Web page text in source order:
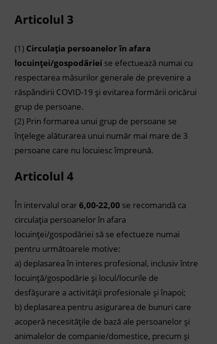
Articolul 3
(1) Circulația persoanelor în afara
locuinței/gospodăriei se efectuează numai cu
respectarea măsurilor generale de prevenire a
răspândirii COVID-19 și evitarea formării oricărui
grup de persoane.
(2) Prin formarea unui grup de persoane se
înțelege alăturarea unui număr mai mare de 3
persoane care nu locuiesc împreună.
Articolul 4
În intervalul orar6,00-22,00 se recomandă ca
circulația persoanelor în afara
locuinței/gospodăriei să se efectueze numai
pentru următoarele motive:
a) deplasarea în interes profesional, inclusiv între
locuință/gospodărie și locul/locurile de
desfășurare a activității profesionale și înapoi;
b) deplasarea pentru asigurarea de bunuri care
acoperă necesitățile de bază ale persoanelor și
animalelor de companie/domestice, precum și